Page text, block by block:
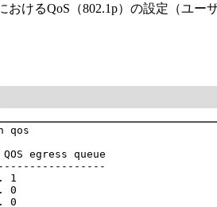
おけるQoS（802.1p）の設定（ユ
qos
egress queue
1
0
0